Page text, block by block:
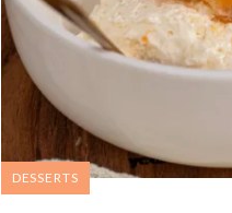
DESSERTS